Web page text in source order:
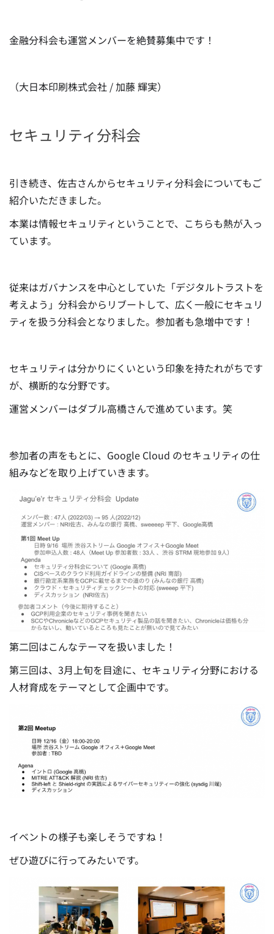
金融分科会も運営メンバーを絶賛募集中です！
（大日本印刷株式会社 / 加藤 輝実）
セキュリティ分科会
引き続き、佐古さんからセキュリティ分科会についてもご
紹介いただきました。
本業は情報セキュリティということで、こちらも熱が入っ
ています。
従来はガバナンスを中心としていた「デジタルトラストを
考えよう」分科会からリブートして、広く一般にセキュリ
ティを扱う分科会となりました。参加者も急増中です！
セキュリティは分かりにくいという印象を持たれがちです
が、横断的な分野です。
運営メンバーはダブル高橋さんで進めています。笑
参加者の声をもとに、Google Cloud のセキュリティの仕
組みなどを取り上げていきます。
第二回はこんなテーマを扱いました！
第三回は、3月上旬を目途に、セキュリティ分野における
人材育成をテーマとして企画中です。
イベントの様子も楽しそうですね！
ぜひ遊びに行ってみたいです。